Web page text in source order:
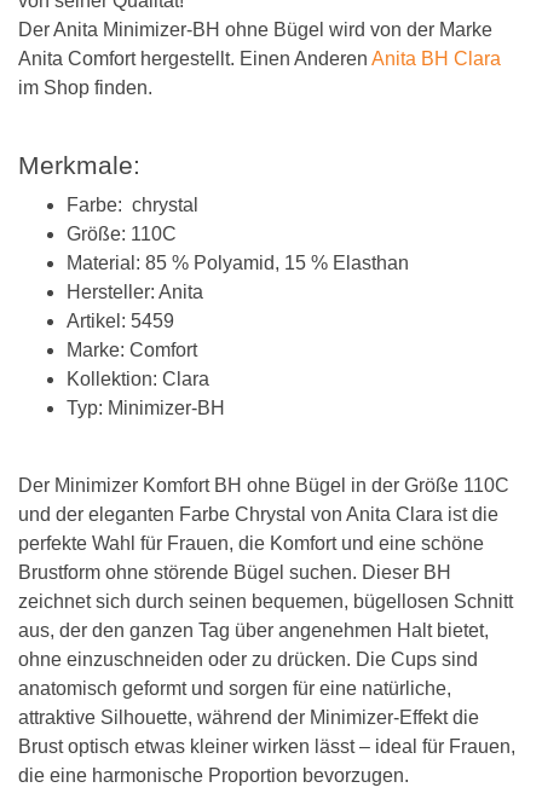
Der Anita Minimizer-BH ohne Bügel wird von der Marke
Anita Comfort hergestellt. Einen Anderen Anita BH Clara
im Shop finden.
Merkmale:
Farbe: chrystal
Größe: 110C
Material: 85 % Polyamid, 15 % Elasthan
Hersteller: Anita
Artikel: 5459
Marke: Comfort
Kollektion: Clara
Typ: Minimizer-BH
Der Minimizer Komfort BH ohne Bügel in der Größe 110C
und der eleganten Farbe Chrystal von Anita Clara ist die
perfekte Wahl für Frauen, die Komfort und eine schöne
Brustform ohne störende Bügel suchen. Dieser BH
zeichnet sich durch seinen bequemen, bügellosen Schnitt
aus, der den ganzen Tag über angenehmen Halt bietet,
ohne einzuschneiden oder zu drücken. Die Cups sind
anatomisch geformt und sorgen für eine natürliche,
attraktive Silhouette, während der Minimizer-Effekt die
Brust optisch etwas kleiner wirken lässt – ideal für Frauen,
die eine harmonische Proportion bevorzugen.